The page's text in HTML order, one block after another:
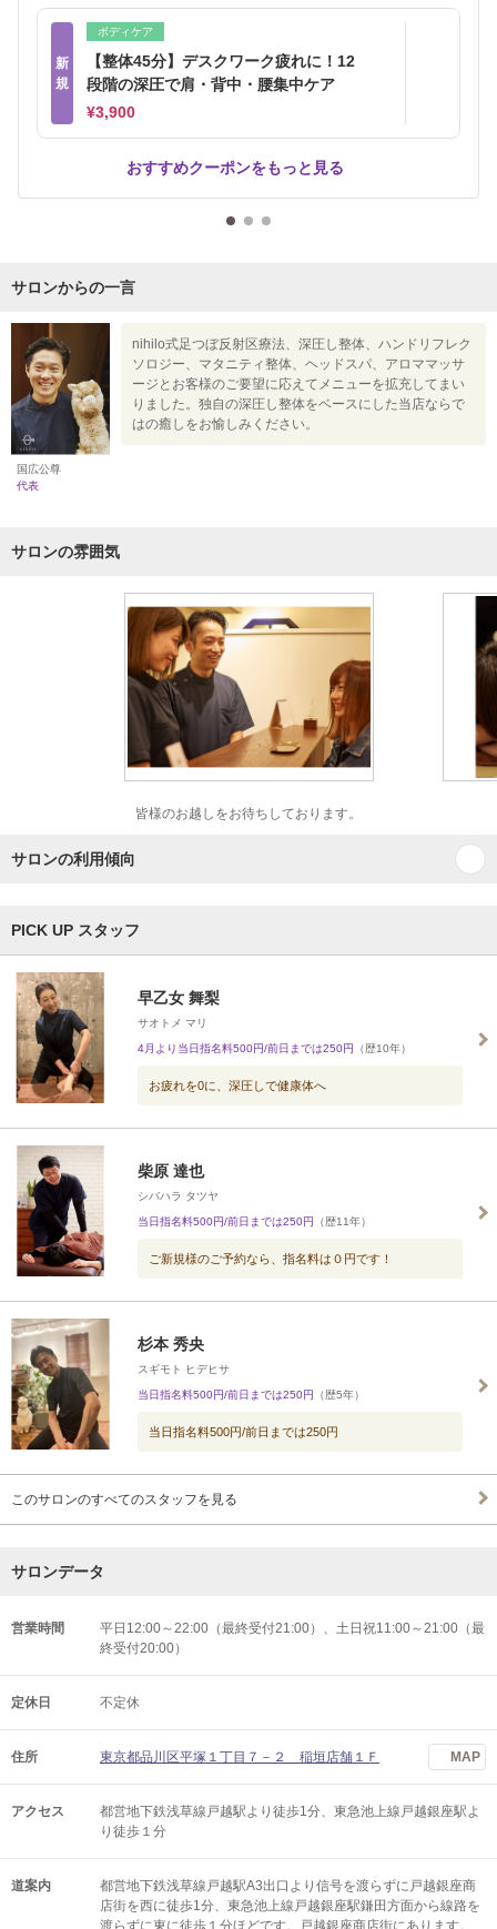
新
規
ボディケア
【整体45分】デスクワーク疲れに！12
段階の深圧で肩・背中・腰集中ケア
¥3,900
おすすめクーポンをもっと見る
サロンからの一言
国広公尊
代表
nihilo式足つぼ反射区療法、深圧し整体、ハンドリフレク
ソロジー、マタニティ整体、ヘッドスパ、アロママッサ
ージとお客様のご要望に応えてメニューを拡充してまい
りました。独自の深圧し整体をベースにした当店ならで
はの癒しをお愉しみください。
サロンの雰囲気
皆様のお越しをお待ちしております。
サロンの利用傾向
PICK UP スタッフ
早乙女 舞梨
サオトメ マリ
4月より当日指名料500円/前日までは250円 （歴10年）
お疲れを0に、深圧しで健康体へ
柴原 達也
シバハラ タツヤ
当日指名料500円/前日までは250円 （歴11年）
ご新規様のご予約なら、指名料は０円です！
杉本 秀央
スギモト ヒデヒサ
当日指名料500円/前日までは250円 （歴5年）
当日指名料500円/前日までは250円
このサロンのすべてのスタッフを見る
サロンデータ
営業時間
平日12:00～22:00（最終受付21:00）、土日祝11:00～21:00（最
終受付20:00）
定休日 不定休
住所 東京都品川区平塚１丁目７－２ 稲垣店舗１Ｆ MAP
アクセス
都営地下鉄浅草線戸越駅より徒歩1分、東急池上線戸越銀座駅よ
り徒歩１分
道案内
都営地下鉄浅草線戸越駅A3出口より信号を渡らずに戸越銀座商
店街を西に徒歩1分、東急池上線戸越銀座駅鎌田方面から線路を
渡らずに東に徒歩１分ほどです。戸越銀座商店街にあります。